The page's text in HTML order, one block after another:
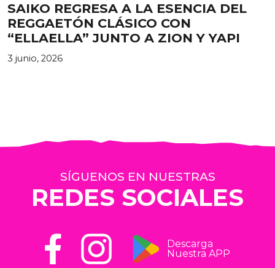
SAIKO REGRESA A LA ESENCIA DEL
REGGAETÓN CLÁSICO CON
“ELLAELLA” JUNTO A ZION Y YAPI
3 junio, 2026
SÍGUENOS EN NUESTRAS
REDES SOCIALES
Descarga
Nuestra APP